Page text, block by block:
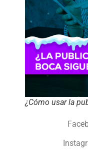
¿Cómo usar la